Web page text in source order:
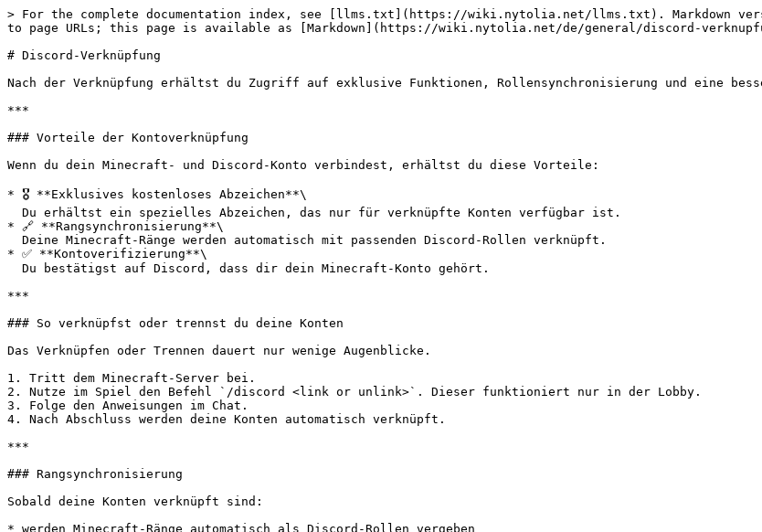
> For the complete documentation index, see [llms.txt](https://wiki.nytolia.net/llms.txt). Markdown
to page URLs; this page is available as [Markdown](https://wiki.nytolia.net/de/general/discord-
# Discord-Verknüpfung
Nach der Verknüpfung erhältst du Zugriff auf exklusive Funktionen, Rollensynchronisierung und eine
***
### Vorteile der Kontoverknüpfung
Wenn du dein Minecraft- und Discord-Konto verbindest, erhältst du diese Vorteile:
* 🎖 **Exklusives kostenloses Abzeichen**\
* 🔗 **Rangsynchronisierung**\
* ✅ **Kontoverifizierung**\
***
### So verknüpfst oder trennst du deine Konten
Das Verknüpfen oder Trennen dauert nur wenige Augenblicke.
1. Tritt dem Minecraft-Server bei.
2. Nutze im Spiel den Befehl `/discord <link or unlink>`. Dieser funktioniert nur in der Lobby.
3. Folge den Anweisungen im Chat.
4. Nach Abschluss werden deine Konten automatisch verknüpft.
***
### Rangsynchronisierung
Sobald deine Konten verknüpft sind:
* werden Minecraft-Ränge automatisch als Discord-Rollen vergeben